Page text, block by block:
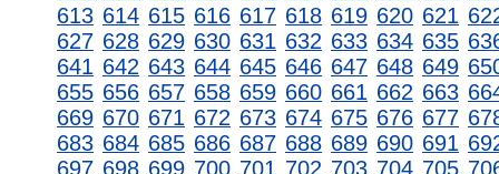
613 614 615 616 617 618 619 620 621
627 628 629 630 631 632 633 634 635
641 642 643 644 645 646 647 648 649
655 656 657 658 659 660 661 662 663
669 670 671 672 673 674 675 676 677
683 684 685 686 687 688 689 690 691
697 698 699 700 701 702 703 704 705